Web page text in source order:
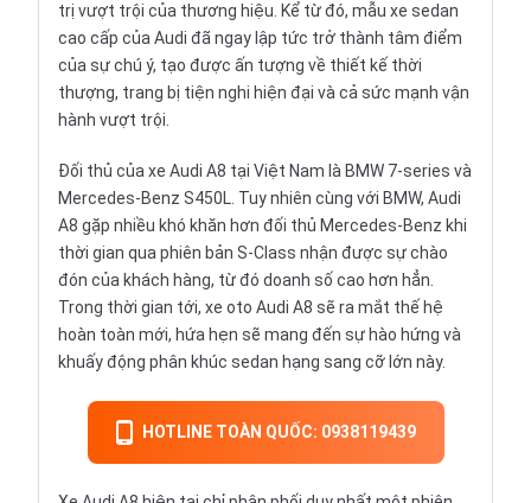
trị vượt trội của thương hiệu. Kể từ đó, mẫu xe sedan
cao cấp của Audi đã ngay lập tức trở thành tâm điểm
của sự chú ý, tạo được ấn tượng về thiết kế thời
thượng, trang bị tiện nghi hiện đại và cả sức mạnh vận
hành vượt trội.
Đối thủ của xe Audi A8 tại Việt Nam là BMW 7-series và
Mercedes-Benz S450L. Tuy nhiên cùng với BMW, Audi
A8 gặp nhiều khó khăn hơn đối thủ Mercedes-Benz khi
thời gian qua phiên bản S-Class nhận được sự chào
đón của khách hàng, từ đó doanh số cao hơn hẳn.
Trong thời gian tới, xe oto Audi A8 sẽ ra mắt thế hệ
hoàn toàn mới, hứa hẹn sẽ mang đến sự hào hứng và
khuấy động phân khúc sedan hạng sang cỡ lớn này.
HOTLINE TOÀN QUỐC: 0938119439